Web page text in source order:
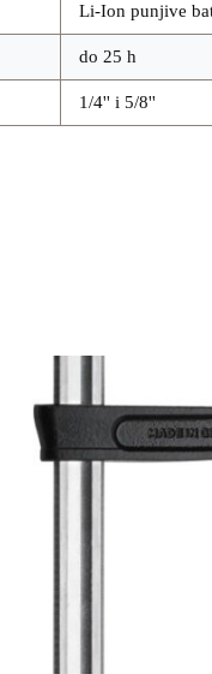
Li-Ion punjive
do 25 h
1/4'' i 5/8''